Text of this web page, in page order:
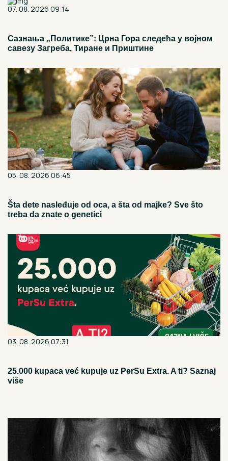
07. 08. 2026 09:14
Сазнања „Политике”: Црна Гора следећа у војном
савезу Загреба, Тиране и Приштине
05. 08. 2026 06:45
Šta dete nasleđuje od oca, a šta od majke? Sve što
treba da znate o genetici
03. 08. 2026 07:31
25.000 kupaca već kupuje uz PerSu Extra. A ti? Saznaj
više